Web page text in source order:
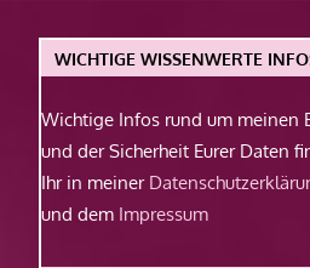
WICHTIGE WISSENWERTE
Wichtige Infos rund um meinen
und der Sicherheit Eurer Daten
Ihr in meiner
und dem Impressum